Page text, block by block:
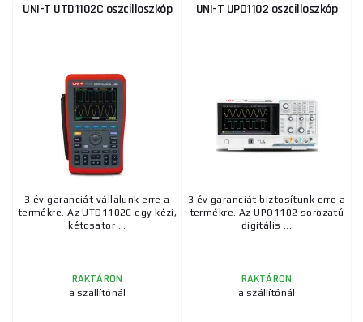
UNI-T UTD1102C oszcilloszkóp
3 év garanciát vállalunk erre a
termékre. Az UTD1102C egy kézi,
kétcsator ...
RAKTÁRON
a szállítónál
UNI-T UPO1102 oszcilloszkóp
3 év garanciát biztosítunk erre a
termékre. Az UPO1102 sorozatú
digitális ...
RAKTÁRON
a szállítónál